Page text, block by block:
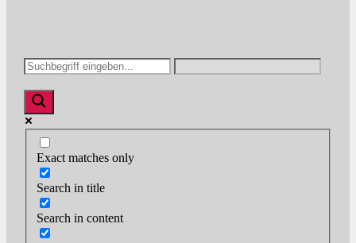
Exact matches only
Search in title
Search in content